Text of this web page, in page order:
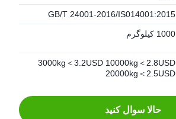
GB/T 24001-2016/IS014001:2015
1000 کیلوگرم
3000kg＜3.2USD 10000kg＜2.8USD
20000kg＜2.5USD
حالا سوال کنيد